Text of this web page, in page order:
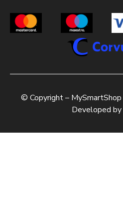
© Copyright – MySmartShop
Developed by